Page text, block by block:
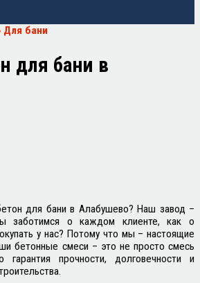
Для бани
для бани в
для бани в Алабушево? Наш завод –
заботимся о каждом клиенте, как о
у нас? Потому что мы – настоящие
бетонные смеси – это не просто смесь
прочности, долговечности и